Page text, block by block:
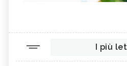
I più